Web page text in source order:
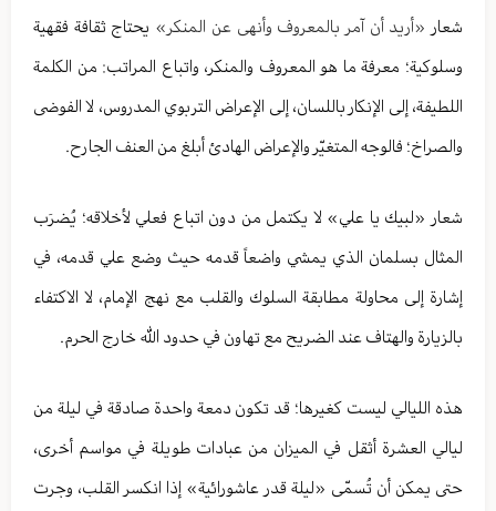
شعار «أريد أن آمر بالمعروف وأنهى عن المنكر» يحتاج ثقافة فقهية
وسلوكية؛ معرفة ما هو المعروف والمنكر، واتباع المراتب: من الكلمة
اللطيفة، إلى الإنكار باللسان، إلى الإعراض التربوي المدروس، لا الفوضى
والصراخ؛ فالوجه المتغيّر والإعراض الهادئ أبلغ من العنف الجارح.
شعار «لبيك يا علي» لا يكتمل من دون اتباع فعلي لأخلاقه؛ يُضرَب
المثال بسلمان الذي يمشي واضعاً قدمه حيث وضع علي قدمه، في
إشارة إلى محاولة مطابقة السلوك والقلب مع نهج الإمام، لا الاكتفاء
بالزيارة والهتاف عند الضريح مع تهاون في حدود الله خارج الحرم.
هذه الليالي ليست كغيرها؛ قد تكون دمعة واحدة صادقة في ليلة من
ليالي العشرة أثقل في الميزان من عبادات طويلة في مواسم أخرى،
حتى يمكن أن تُسمّى «ليلة قدر عاشورائية» إذا انكسر القلب، وجرت